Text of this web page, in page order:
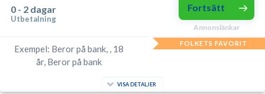
0 - 2 dagar
Utbetalning
Fortsätt
Annonslänkar
FOLKETS FAVORIT
Exempel: Beror på bank, , 18
år, Beror på bank
VISA DETALJER